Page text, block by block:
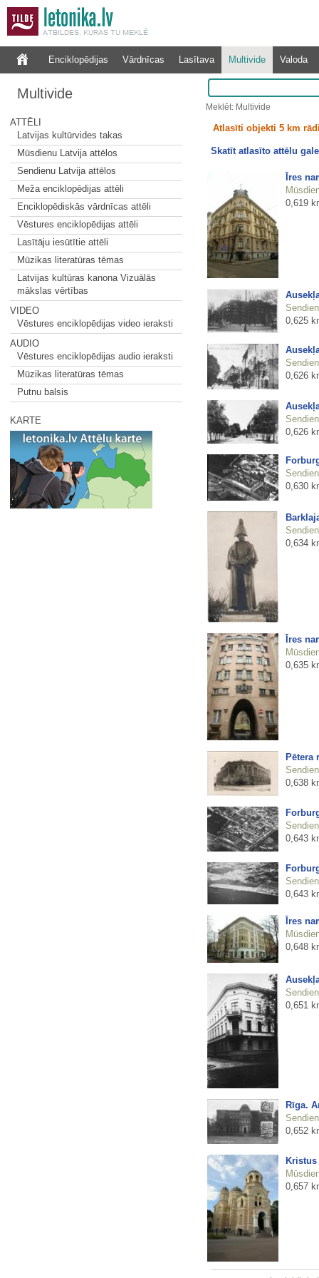
Enciklopēdijas Vārdnīcas Lasītava Multivide Valoda
Multivide
ATTĒLI
Latvijas kultūrvides takas
Mūsdienu Latvija attēlos
Sendienu Latvija attēlos
Meža enciklopēdijas attēli
Enciklopēdiskās vārdnīcas attēli
Vēstures enciklopēdijas attēli
Lasītāju iesūtītie attēli
Mūzikas literatūras tēmas
Latvijas kultūras kanona Vizuālās
mākslas vērtības
VIDEO
Vēstures enciklopēdijas video ieraksti
AUDIO
Vēstures enciklopēdijas audio ieraksti
Mūzikas literatūras tēmas
Putnu balsis
KARTE
Meklēt: Multivide
Atlasīti objekti 5 km
Skatīt atlasīto attēlu
Īres
0,619
0,625
0,626
0,626
0,630
0,634
Īres
0,635
Pētera
0,638
0,643
0,643
Īres
0,648
0,651
Rīga.
0,652
Kristus
0,657